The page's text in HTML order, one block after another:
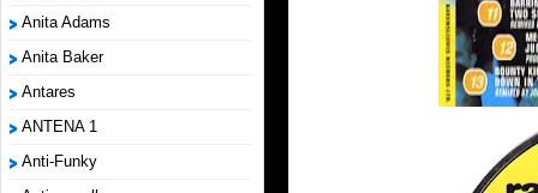
Anita Adams
Anita Baker
Antares
ANTENA 1
Anti-Funky